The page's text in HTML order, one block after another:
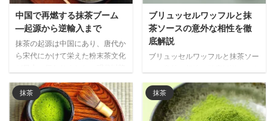
中国で再燃する抹茶ブーム
―起源から逆輸入まで
抹茶の起源は中国にあり、唐代か
ら宋代にかけて栄えた粉末茶文化
では日本経由で再び注目される興
味深い歴史と文化の循環を解説し
ます。
ブリュッセルワッフルと抹
茶ソースの意外な相性を徹
底解説
ブリュッセルワッフルと抹茶ソー
苦い抹茶が濃厚な甘さを引き締
め、世界で注目される和洋折衷の
新しい味わいの魅力をご紹介しま
す。
抹茶 抹茶